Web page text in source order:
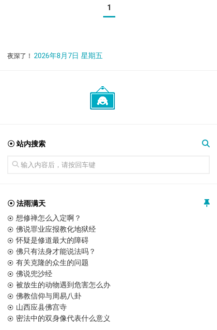
1
夜深了！ 2026年8月7日 星期五
☉ 站内搜索
☉ 法雨满天
想修禅怎么入定啊？
佛说罪业应报教化地狱经
怀疑是修道最大的障碍
佛只有法身才能说法吗？
有关克隆的众生的问题
佛说兜沙经
被放生的动物遇到危害怎么办
佛教信仰与周易八卦
山西应县佛宫寺
密法中的双身像代表什么意义